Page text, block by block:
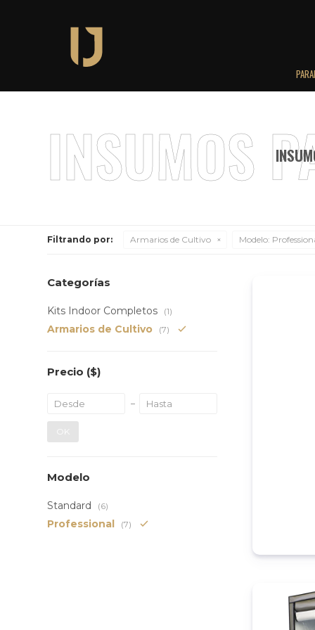
Filtrando por: Armarios de Cultivo Modelo:
Categorías
Kits Indoor Completos (1)
Armarios de Cultivo (7)
Precio ($)
OK
Modelo
Standard (6)
Professional (7)